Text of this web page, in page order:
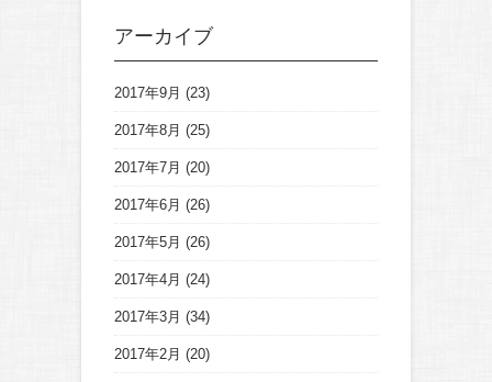
アーカイブ
2017年9月 (23)
2017年8月 (25)
2017年7月 (20)
2017年6月 (26)
2017年5月 (26)
2017年4月 (24)
2017年3月 (34)
2017年2月 (20)